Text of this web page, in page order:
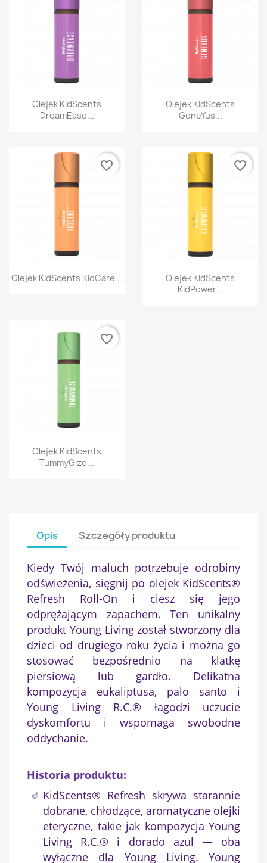
Szybki podgląd
Olejek KidScents
DreamEase...
Szybki podgląd
Olejek KidScents
GeneYus...
Szybki podgląd
Olejek KidScents KidCare...
favorite_border
Szybki podgląd
Olejek KidScents
KidPower...
favorite_border
Szybki podgląd
Olejek KidScents
TummyGize...
favorite_border
Opis Szczegóły produktu
Kiedy Twój maluch potrzebuje odrobiny
odświeżenia, sięgnij po olejek KidScents®
Refresh Roll-On i ciesz się jego
odprężającym zapachem. Ten unikalny
produkt Young Living został stworzony dla
dzieci od drugiego roku życia i można go
stosować bezpośrednio na klatkę
piersiową lub gardło. Delikatna
kompozycja eukaliptusa, palo santo i
Young Living R.C.® łagodzi uczucie
dyskomfortu i wspomaga swobodne
oddychanie.
Historia produktu:
KidScents® Refresh skrywa starannie
dobrane, chłodzące, aromatyczne olejki
eteryczne, takie jak kompozycja Young
Living R.C.® i dorado azul — oba
wyłączne dla Young Living. Young